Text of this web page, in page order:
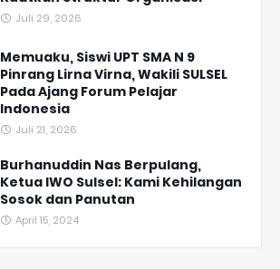
Juli 29, 2026
Memuaku, Siswi UPT SMA N 9
Pinrang Lirna Virna, Wakili SULSEL
Pada Ajang Forum Pelajar
Indonesia
Juli 21, 2026
Burhanuddin Nas Berpulang,
Ketua IWO Sulsel: Kami Kehilangan
Sosok dan Panutan
April 15, 2024